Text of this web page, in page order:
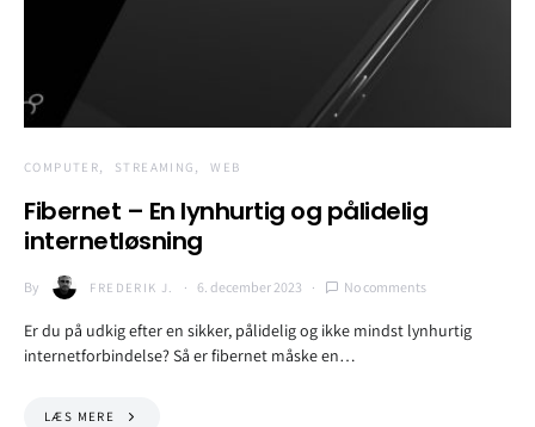
COMPUTER STREAMING WEB
Fibernet – En lynhurtig og pålidelig
internetløsning
By FREDERIK J. 6. december 2023 No comments
Er du på udkig efter en sikker, pålidelig og ikke mindst lynhurtig
internetforbindelse? Så er fibernet måske en…
LÆS MERE